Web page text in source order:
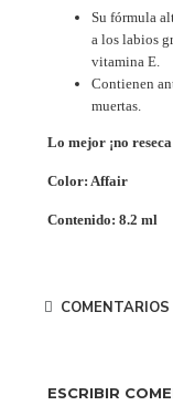
Su fórmula
a los labios
vitamina E.
Contienen
muertas.
Lo mejor ¡no
Color: Affair
Contenido: 8.2 ml
COMENTARIOS
ESCRIBIR